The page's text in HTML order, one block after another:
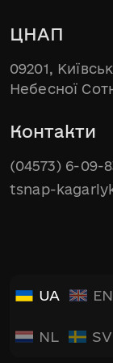
ЦНАП
09201,
Небесної
Контакти
(04573) 6-09-
tsnap-
UA EN
NL SV